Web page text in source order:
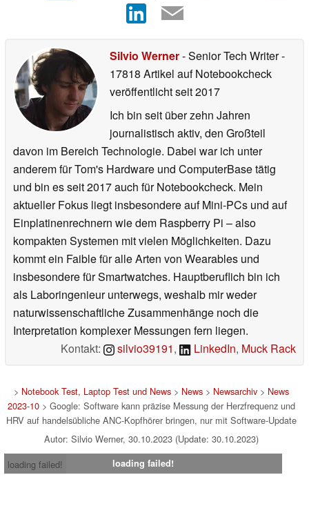
Silvio Werner- Senior Tech Writer-
17818 Artikel auf Notebookcheck
veröffentlichtseit 2017
Ich bin seit über zehn Jahren
journalistisch aktiv, den Großteil
davon im Bereich Technologie. Dabei war ich unter
anderem für Tom's Hardware und ComputerBase tätig
und bin es seit 2017 auch für Notebookcheck. Mein
aktueller Fokus liegt insbesondere auf Mini-PCs und auf
Einplatinenrechnern wie dem Raspberry Pi – also
kompakten Systemen mit vielen Möglichkeiten. Dazu
kommt ein Faible für alle Arten von Wearables und
insbesondere für Smartwatches. Hauptberuflich bin ich
als Laboringenieur unterwegs, weshalb mir weder
naturwissenschaftliche Zusammenhänge noch die
Interpretation komplexer Messungen fern liegen.
Kontakt:
silvio39191, LinkedIn, Muck Rack
> Notebook Test, Laptop Test und News> News> Newsarchiv> News
2023-10> Google: Software kann präzise Messung der Herzfrequenz und
HRV auf handelsübliche ANC-Kopfhörer bringen, nur mit Software-Update
Autor: Silvio Werner, 30.10.2023 (Update: 30.10.2023)
loading failed!
loading failed!